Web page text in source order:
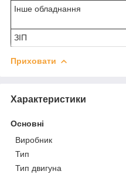
Інше обладнання
ЗІП
Приховати
Характеристики
Основні
Виробник
Тип
Тип двигуна